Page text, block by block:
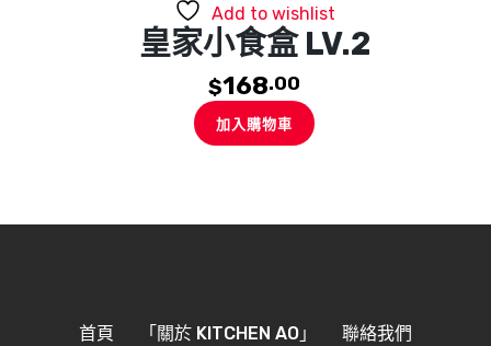
Add to wishlist
皇家小食盒 LV.2
$168.00
加入購物車
首頁 「關於 KITCHEN AO」 聯絡我們